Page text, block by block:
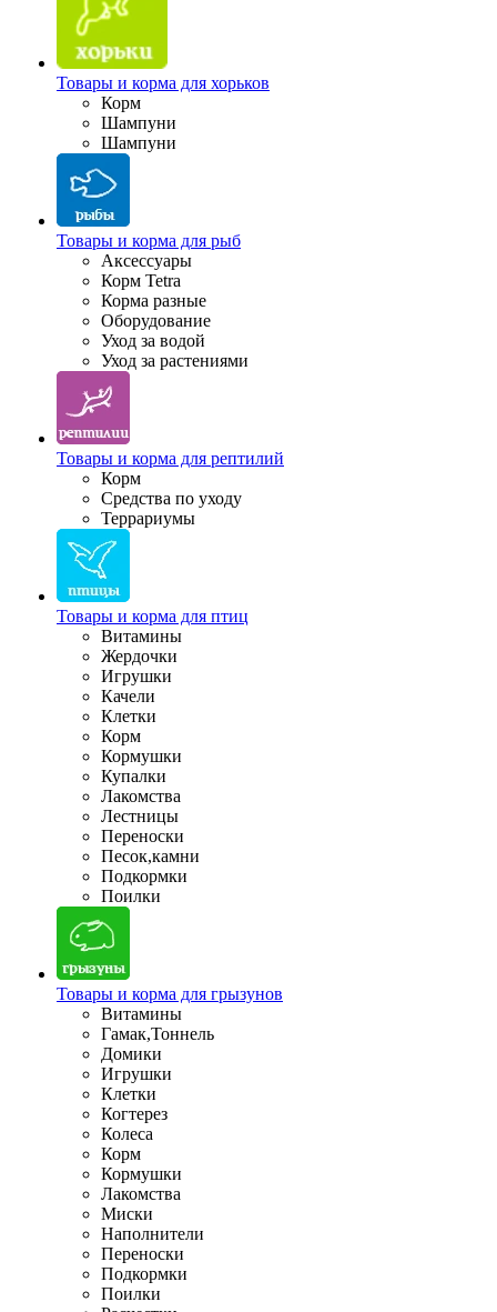
Товары и корма для хорьков
Корм
Шампуни
Шампуни
Товары и корма для рыб
Аксессуары
Корм Tetra
Корма разные
Оборудование
Уход за водой
Уход за растениями
Товары и корма для рептилий
Корм
Средства по уходу
Террариумы
Товары и корма для птиц
Витамины
Жердочки
Игрушки
Качели
Клетки
Корм
Кормушки
Купалки
Лакомства
Лестницы
Переноски
Песок,камни
Подкормки
Поилки
Товары и корма для грызунов
Витамины
Гамак,Тоннель
Домики
Игрушки
Клетки
Когтерез
Колеса
Корм
Кормушки
Лакомства
Миски
Наполнители
Переноски
Подкормки
Поилки